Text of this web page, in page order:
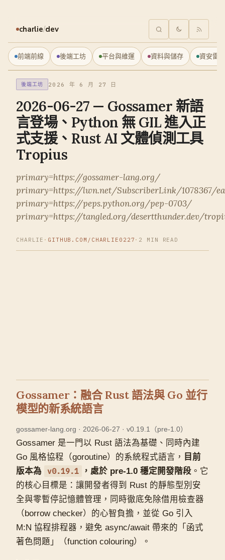
charlie/dev
前端前線 後端工坊 平台與維運 資料與儲存 資安雷達
後端工坊 2026 年 6 月 27 日
2026-06-27 — Gossamer 新語
言登場、Python 無 GIL 進入正
式支援、Rust AI 文體偵測工具
Tropius
primary=https://gossamer-lang.org/
primary=https://lwn.net/SubscriberLink/1078367/
primary=https://peps.python.org/pep-0703/
primary=https://tangled.org/desertthunder.dev/
CHARLIE · GITHUB.COM/CHARLIE0227 · 2 MIN READ
Gossamer：融合 Rust 語法與 Go 並行
模型的新系統語言
gossamer-lang.org · 2026-06-27 · v0.19.1（pre-1.0）
Gossamer 是一門以 Rust 語法為基礎、同時內建
Go 風格協程（goroutine）的系統程式語言，
目前
版本為
v0.19.1 ，處於 pre-1.0 穩定開發階段 。它
的核心目標是：讓開發者得到 Rust 的靜態型別安
全與零暫停記憶體管理，同時徹底免除借用檢查器
（borrow checker）的心智負擔，並從 Go 引入
M:N 協程排程器，避免 async/await 帶來的「函式
著色問題」（function colouring）。